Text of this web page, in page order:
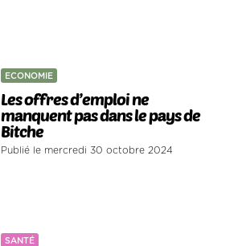
ECONOMIE
Les offres d’emploi ne
manquent pas dans le pays de
Bitche
Publié le mercredi 30 octobre 2024
SANTÉ